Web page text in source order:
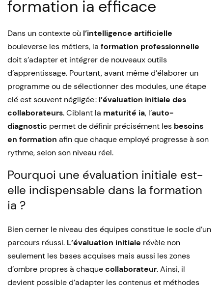
formation ia efficace
Dans un contexte où l’intelligence artificielle
bouleverse les métiers, la formation professionnelle
doit s’adapter et intégrer de nouveaux outils
d’apprentissage. Pourtant, avant même d’élaborer un
programme ou de sélectionner des modules, une étape
clé est souvent négligée : l’évaluation initiale des
collaborateurs. Ciblant la maturité ia, l’auto-
diagnostic permet de définir précisément les besoins
en formation afin que chaque employé progresse à son
rythme, selon son niveau réel.
Pourquoi une évaluation initiale est-
elle indispensable dans la formation
ia ?
Bien cerner le niveau des équipes constitue le socle d’un
parcours réussi. L’évaluation initiale révèle non
seulement les bases acquises mais aussi les zones
d’ombre propres à chaquecollaborateur. Ainsi, il
devient possible d’adapter les contenus et méthodes